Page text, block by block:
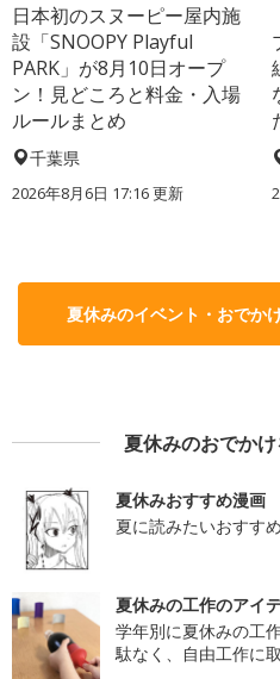
日本初のスヌーピー屋内施
設「SNOOPY Playful
PARK」が8月10日オープ
ン！見どころと料金・入場
ルールまとめ
千葉県
2026年8月6日 17:16更新
夏休みのイベント・おでか
夏休みのおでか
夏休みおすすめ漫画
夏に読みたいおすす
夏休みの工作のアイ
学年別に夏休みの工
駄なく、自由工作に